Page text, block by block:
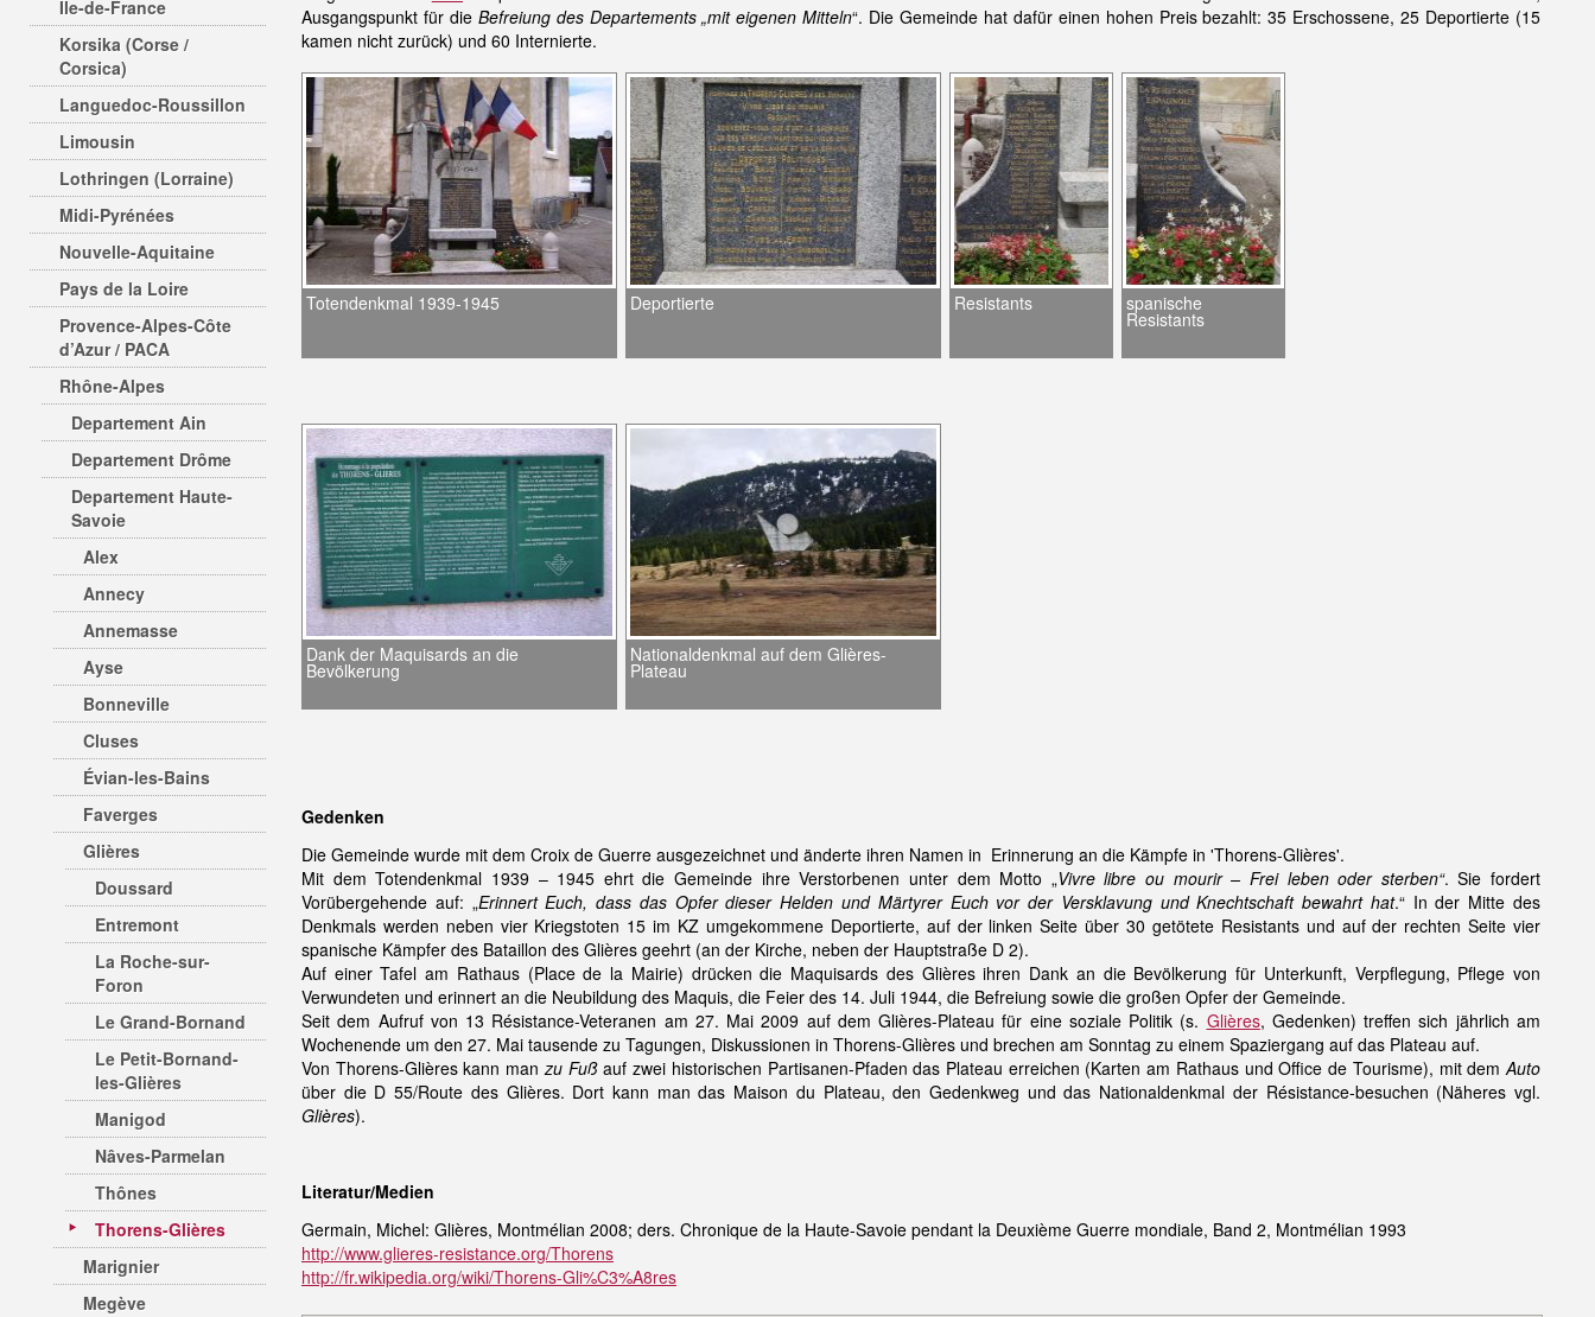
Île-de-France
Korsika (Corse /
Corsica)
Languedoc-Roussillon
Limousin
Lothringen (Lorraine)
Midi-Pyrénées
Nouvelle-Aquitaine
Pays de la Loire
Provence-Alpes-Côte
d’Azur / PACA
Rhône-Alpes
Departement Ain
Departement Drôme
Departement Haute-
Savoie
Alex
Annecy
Annemasse
Ayse
Bonneville
Cluses
Évian-les-Bains
Faverges
Glières
Doussard
Entremont
La Roche-sur-
Foron
Le Grand-Bornand
Le Petit-Bornand-
les-Glières
Manigod
Nâves-Parmelan
Thônes
Thorens-Glières
Marignier
Megève
Ausgangspunkt für die Befreiung des Departements „mit eigenen Mitteln“. Die Gemeinde hat dafür einen hohen Preis bezahlt: 35 Erschossene, 25 Deportierte (15
kamen nicht zurück) und 60 Internierte.
Totendenkmal 1939-1945 Deportierte Resistants spanische
Resistants
Dank der Maquisards an die
Bevölkerung
Nationaldenkmal auf dem Glières-
Plateau
Gedenken
Die Gemeinde wurde mit dem Croix de Guerre ausgezeichnet und änderte ihren Namen in Erinnerung an die Kämpfe in 'Thorens-Glières'.
Mit dem Totendenkmal 1939 – 1945 ehrt die Gemeinde ihre Verstorbenen unter dem Motto „Vivre libre ou mourir – Frei leben oder sterben“. Sie fordert
Vorübergehende auf: „Erinnert Euch, dass das Opfer dieser Helden und Märtyrer Euch vor der Versklavung und Knechtschaft bewahrt hat.“ In der Mitte des
Denkmals werden neben vier Kriegstoten 15 im KZ umgekommene Deportierte, auf der linken Seite über 30 getötete Resistants und auf der rechten Seite vier
spanische Kämpfer des Bataillon des Glières geehrt (an der Kirche, neben der Hauptstraße D 2).
Auf einer Tafel am Rathaus (Place de la Mairie) drücken die Maquisards des Glières ihren Dank an die Bevölkerung für Unterkunft, Verpflegung, Pflege von
Verwundeten und erinnert an die Neubildung des Maquis, die Feier des 14. Juli 1944, die Befreiung sowie die großen Opfer der Gemeinde.
Seit dem Aufruf von 13 Résistance-Veteranen am 27. Mai 2009 auf dem Glières-Plateau für eine soziale Politik (s. Glières, Gedenken) treffen sich jährlich am
Wochenende um den 27. Mai tausende zu Tagungen, Diskussionen in Thorens-Glières und brechen am Sonntag zu einem Spaziergang auf das Plateau auf.
Von Thorens-Glières kann manzu Fußauf zwei historischen Partisanen-Pfaden das Plateau erreichen (Karten am Rathaus und Office de Tourisme), mit demAuto
über die D 55/Route des Glières. Dort kann man das Maison du Plateau, den Gedenkweg und das Nationaldenkmal der Résistance-besuchen (Näheres vgl.
Glières).
Literatur/Medien
Germain, Michel: Glières, Montmélian 2008; ders. Chronique de la Haute-Savoie pendant la Deuxième Guerre mondiale, Band 2, Montmélian 1993
http://www.glieres-resistance.org/Thorens
http://fr.wikipedia.org/wiki/Thorens-Gli%C3%A8res